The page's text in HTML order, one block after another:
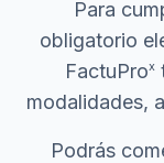
Para
obligatorio
FactuProx
modalidades,
Podrás